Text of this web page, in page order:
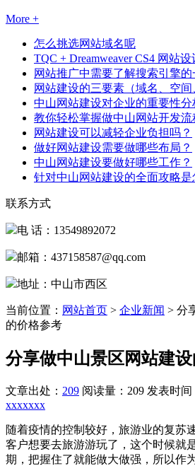
More +
怎么挑选网站域名呢
TQC + Dreamweaver CS4 网站
网站推广中需要了解搜索引擎
网站建设的三要素（域名、空
中山网站建设对企业的重要性分
教你轻松掌握做中山网站开发流
网站建设可以减轻企业负担吗？
做好网站建设需要做哪些布局？
中山网站建设要做好哪些工作？
针对中山网站建设的全面攻略是
联系方式
电 话：13549892072
邮箱：437158587@qq.com
地址：中山市西区
当前位置： 网站首页 > 企业新闻 > 分
的价格参考
分享做中山景区网站建
文章出处： 209 阅读量：209 发表时间
xxxxxxx
随着疫情的控制较好，旅游业的复苏
客户想要去旅游游玩了，这个时候就
期，把握住了就能做大做强，所以作